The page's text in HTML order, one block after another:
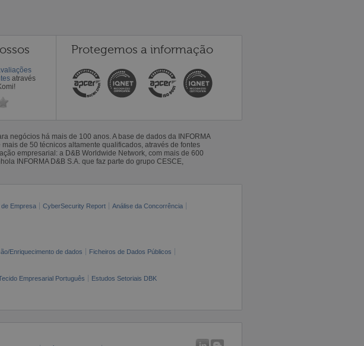
através
Protegemos a informação
negócios há mais de 100 anos. A base de dados da INFORMA
de 50 técnicos altamente qualificados, através de fontes
empresarial: a D&B Worldwide Network, com mais de 600
INFORMA D&B S.A. que faz parte do grupo CESCE,
de Empresa CyberSecurity Report
Análise da Concorrência
Enriquecimento de dados
Ficheiros de Dados Públicos
Empresarial Português Estudos Setoriais DBK